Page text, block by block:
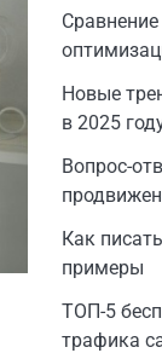
Новые
в 2025
Вопрос-
Как
примеры
ТОП-5
трафика